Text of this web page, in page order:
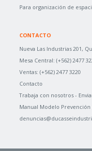
Para organización de
CONTACTO
Nueva Las Industrias 201,
Mesa Central: (+562) 2477
Ventas: (+562) 2477 3220
Contacto
Trabaja con nosotros -
Manual Modelo